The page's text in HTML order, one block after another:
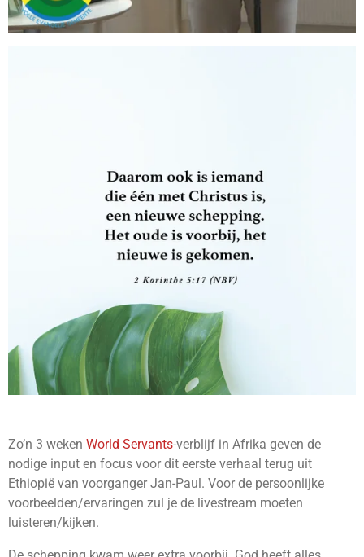
Zo’n 3 weken World Servants-verblijf in Afrika geven de
nodige input en focus voor dit eerste verhaal terug uit
Ethiopië van voorganger Jan-Paul. Voor de persoonlijke
voorbeelden/ervaringen zul je de livestream moeten
luisteren/kijken.